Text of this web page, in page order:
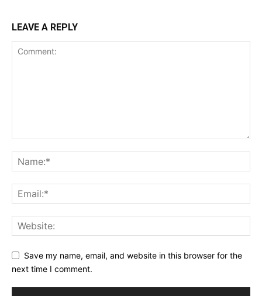
LEAVE A REPLY
Save my name, email, and website in this browser for the
next time I comment.